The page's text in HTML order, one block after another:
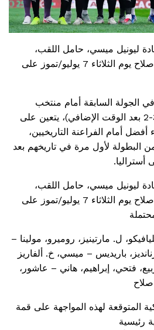
ليونيل ميسي، حامل اللقب،
منتخب مصر بقيادة محمد صلاح يوم الثلاثاء 7 يوليو/تموز على
الجولة السابقة أمام منتخب
الرأس الأخضر المفاجئ (3-2 بعد الوقت الإضافي)، يتعين على
أفضل أمام الفراعنة التاريخيين،
من البطولة لأول مرة في تاريخهم بعد
ليونيل ميسي، حامل اللقب،
منتخب مصر بقيادة محمد صلاح يوم الثلاثاء 7 يوليو/تموز على
ل. مارتينيز، روميرو، مولينا –
باريديس – ميسي، خ. ألفاريز
فتحي، إبراهيم، هاني – عاشور،
المتوقعة لهذه المواجهة على قمة
رئيسية